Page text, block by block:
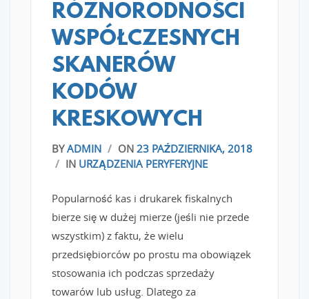
RÓŻNORODNOŚCI
WSPÓŁCZESNYCH
SKANERÓW
KODÓW
KRESKOWYCH
BYADMIN / ON 23 PAŹDZIERNIKA, 2018
/ IN URZĄDZENIA PERYFERYJNE
Popularność kas i drukarek fiskalnych
bierze się w dużej mierze (jeśli nie przede
wszystkim) z faktu, że wielu
przedsiębiorców po prostu ma obowiązek
stosowania ich podczas sprzedaży
towarów lub usług. Dlatego za